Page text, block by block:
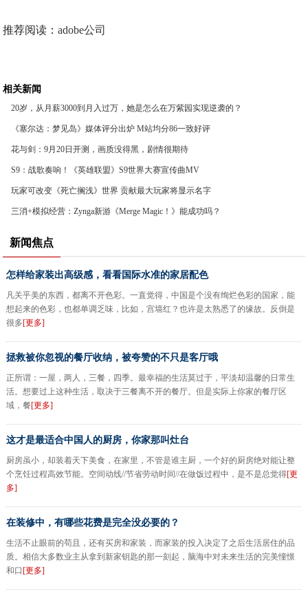
推荐阅读：adobe公司
相关新闻
20岁，从月薪3000到月入过万，她是怎么在万紫园实现逆袭的？
《塞尔达：梦见岛》媒体评分出炉 M站均分86一致好评
花与剑：9月20日开测，画质没得黑，剧情很期待
S9：战歌奏响！《英雄联盟》S9世界大赛宣传曲MV
玩家可改变《死亡搁浅》世界 贡献最大玩家将显示名字
三消+模拟经营：Zynga新游《Merge Magic！》能成功吗？
新闻焦点
怎样给家装出高级感，看看国际水准的家居配色
凡关乎美的东西，都离不开色彩。一直觉得，中国是个没有绚烂色彩的国家，能
想起来的色彩，也都单调乏味，比如，宫墙红？也许是太熟悉了的缘故。反倒是
很多[更多]
拯救被你忽视的餐厅收纳，被夸赞的不只是客厅哦
正所谓：一屋，两人，三餐，四季。最幸福的生活莫过于，平淡却温馨的日常生
活。想要过上这种生活，取决于三餐离不开的餐厅。但是实际上你家的餐厅区
域，餐[更多]
这才是最适合中国人的厨房，你家那叫灶台
厨房虽小，却装着天下美食，在家里，不管是谁主厨，一个好的厨房绝对能让整
个烹饪过程高效节能。空间动线//节省劳动时间//在做饭过程中，是不是总觉得[更
多]
在装修中，有哪些花费是完全没必要的？
生活不止眼前的苟且，还有买房和家装，而家装的投入决定了之后生活居住的品
质。相信大多数业主从拿到新家钥匙的那一刻起，脑海中对未来生活的完美憧憬
和口 [更多]